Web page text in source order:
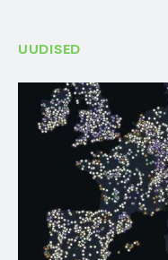
UUDISED